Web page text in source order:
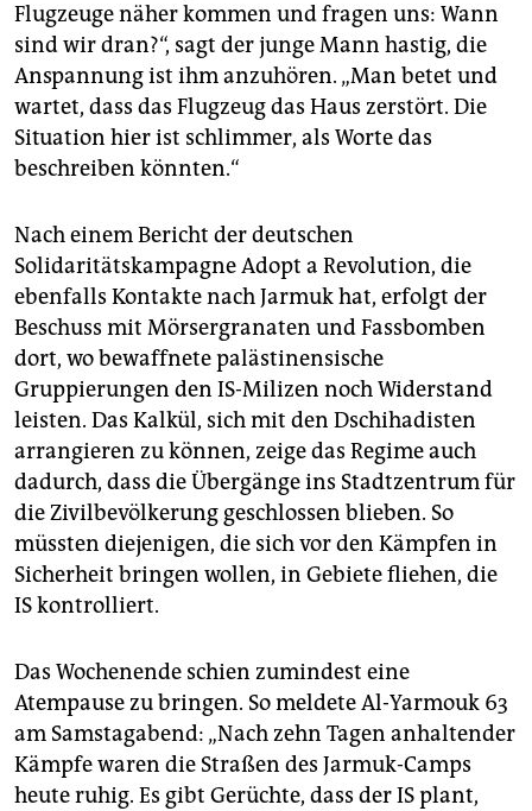
Flugzeuge näher kommen und fragen uns: Wann
sind wir dran?“, sagt der junge Mann hastig, die
Anspannung ist ihm anzuhören. „Man betet und
wartet, dass das Flugzeug das Haus zerstört. Die
Situation hier ist schlimmer, als Worte das
beschreiben könnten.“
Nach einem Bericht der deutschen
Solidaritätskampagne Adopt a Revolution, die
ebenfalls Kontakte nach Jarmuk hat, erfolgt der
Beschuss mit Mörsergranaten und Fassbomben
dort, wo bewaffnete palästinensische
Gruppierungen den IS-Milizen noch Widerstand
leisten. Das Kalkül, sich mit den Dschihadisten
arrangieren zu können, zeige das Regime auch
dadurch, dass die Übergänge ins Stadtzentrum für
die Zivilbevölkerung geschlossen blieben. So
müssten diejenigen, die sich vor den Kämpfen in
Sicherheit bringen wollen, in Gebiete fliehen, die
IS kontrolliert.
Das Wochenende schien zumindest eine
Atempause zu bringen. So meldete Al-Yarmouk 63
am Samstagabend: „Nach zehn Tagen anhaltender
Kämpfe waren die Straßen des Jarmuk-Camps
heute ruhig. Es gibt Gerüchte, dass der IS plant,